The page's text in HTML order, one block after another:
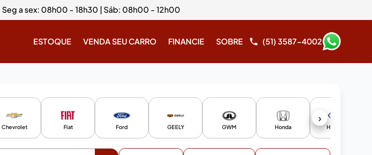
Seg a sex: 08h00 - 18h30 | Sáb: 08h00 - 12h00
ESTOQUE VENDA SEU CARRO FINANCIE SOBRE (51) 3587-4002
›
Chevrolet Fiat Ford GEELY GWM Honda Hyundai